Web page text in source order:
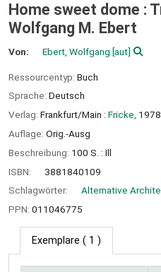
Home sweet dome :
Wolfgang M. Ebert
Von: Ebert, Wolfgang [aut]
Ressourcentyp: Buch
Sprache: Deutsch
Verlag: Frankfurt/Main : Fricke, 1978
Auflage: Orig.-Ausg
Beschreibung: 100 S. : Ill
ISBN:
3881840109
Schlagwörter:
Alternative
PPN: 011046775
Exemplare ( 1 )